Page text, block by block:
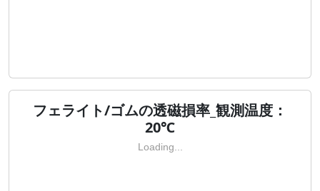
フェライト/ゴムの透磁損率_観測温度：
20℃
Loading...